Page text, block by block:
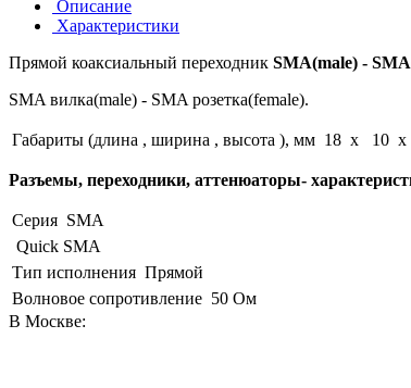
Описание
Характеристики
Прямой коаксиальный переходник SMA(male) -
SMA вилка(male) - SMA розетка(female).
Габариты (длина , ширина , высота ), мм 18 x 10
Разъемы, переходники, аттенюаторы-
Серия SMA
Quick SMA
Тип исполнения Прямой
Волновое сопротивление 50 Ом
В Москве: